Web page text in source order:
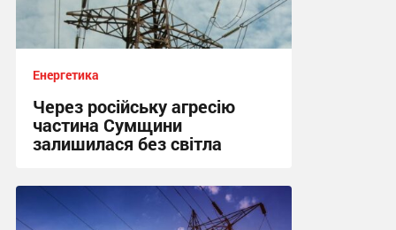
Енергетика
Через російську агресію
частина Сумщини
залишилася без світла
10:15, 4.08.2026